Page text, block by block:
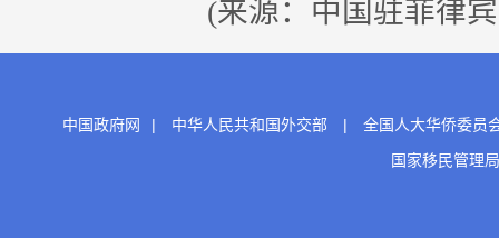
(来源：中国驻菲律宾
中国政府网 | 中华人民共和国外交部 |
全国人大华侨委员
国家移民管理局